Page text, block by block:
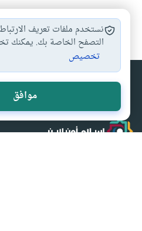
اشترك في قائمتنا البريدية
إسلام أون لاين
نستخدم ملفات تعريف
التصفح الخاصة بك. يمكنك
تخصيص
موافق